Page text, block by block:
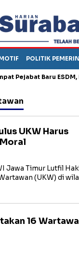
POLITIK
Baru ESDM,
UKW Harus
Jawa Timur Lutfil
(UKW) di
16